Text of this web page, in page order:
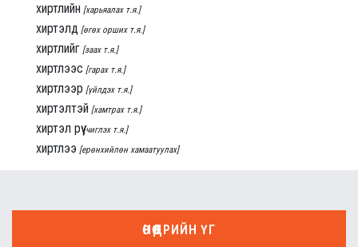
хиртлийн [харьяалах т.я.]
хиртэлд [өгөх орших т.я.]
хиртлийг [заах т.я.]
хиртлээс [гарах т.я.]
хиртлээр [үйлдэх т.я.]
хиртэлтэй [хамтрах т.я.]
хиртэл рүү [чиглэх т.я.]
хиртлээ [ерөнхийлөн хамаатуулах]
ӨНӨӨДРИЙН ҮГ